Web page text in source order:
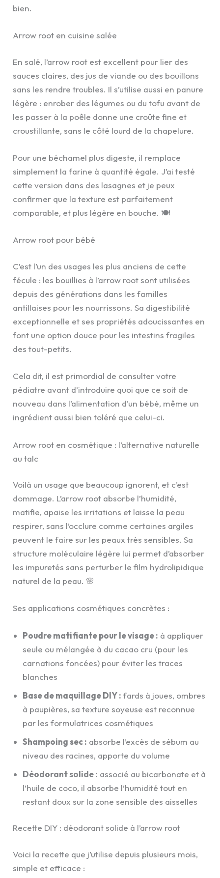
bien.
Arrow root en cuisine salée
En salé, l’arrow root est excellent pour lier des
sauces claires, des jus de viande ou des bouillons
sans les rendre troubles. Il s’utilise aussi en panure
légère : enrober des légumes ou du tofu avant de
les passer à la poêle donne une croûte fine et
croustillante, sans le côté lourd de la chapelure.
Pour une béchamel plus digeste, il remplace
simplement la farine à quantité égale. J’ai testé
cette version dans des lasagnes et je peux
confirmer que la texture est parfaitement
comparable, et plus légère en bouche. 🍽️
Arrow root pour bébé
C’est l’un des usages les plus anciens de cette
fécule : les bouillies à l’arrow root sont utilisées
depuis des générations dans les familles
antillaises pour les nourrissons. Sa digestibilité
exceptionnelle et ses propriétés adoucissantes en
font une option douce pour les intestins fragiles
des tout-petits.
Cela dit, il est primordial de consulter votre
pédiatre avant d’introduire quoi que ce soit de
nouveau dans l’alimentation d’un bébé, même un
ingrédient aussi bien toléré que celui-ci.
Arrow root en cosmétique : l’alternative naturelle
au talc
Voilà un usage que beaucoup ignorent, et c’est
dommage. L’arrow root absorbe l’humidité,
matifie, apaise les irritations et laisse la peau
respirer, sans l’occlure comme certaines argiles
peuvent le faire sur les peaux très sensibles. Sa
structure moléculaire légère lui permet d’absorber
les impuretés sans perturber le film hydrolipidique
naturel de la peau. 🌸
Ses applications cosmétiques concrètes :
Poudre matifiante pour le visage : à appliquer
seule ou mélangée à du cacao cru (pour les
carnations foncées) pour éviter les traces
blanches
Base de maquillage DIY : fards à joues, ombres
à paupières, sa texture soyeuse est reconnue
par les formulatrices cosmétiques
Shampoing sec : absorbe l’excès de sébum au
niveau des racines, apporte du volume
Déodorant solide : associé au bicarbonate et à
l’huile de coco, il absorbe l’humidité tout en
restant doux sur la zone sensible des aisselles
Recette DIY : déodorant solide à l’arrow root
Voici la recette que j’utilise depuis plusieurs mois,
simple et efficace :